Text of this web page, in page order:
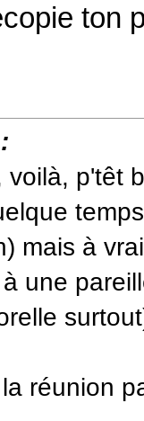
ton
voilà, p'têt
mais à
une
réunion